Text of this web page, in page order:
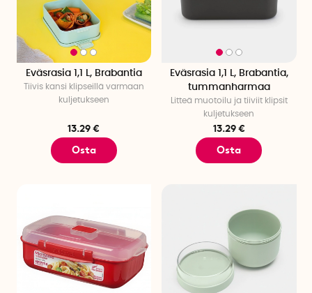
Eväsrasia 1,1 L, Brabantia
Tiivis kansi klipseillä varmaan
kuljetukseen
13.29 €
Osta
Eväsrasia 1,1 L, Brabantia,
tummanharmaa
Litteä muotoilu ja tiiviit klipsit
kuljetukseen
13.29 €
Osta